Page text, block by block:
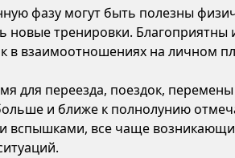
фазу могут быть полезны
новые тренировки. Благоприятны
в взаимоотношениях на личном
для переезда, поездок,
и ближе к полнолунию
вспышками, все чаще